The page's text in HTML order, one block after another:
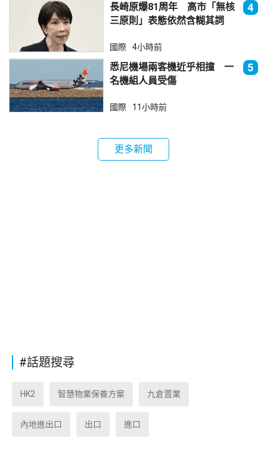
長崎原爆81周年 高市「無核
三原則」表態依然含糊其詞
4
國際 4小時前
悉尼機場兩客機近乎相撞 一
名機組人員受傷
5
國際 11小時前
更多新聞
#話題搜尋
HK2 智慧物業保養方案 九倉置業
內地進出口 出口 進口